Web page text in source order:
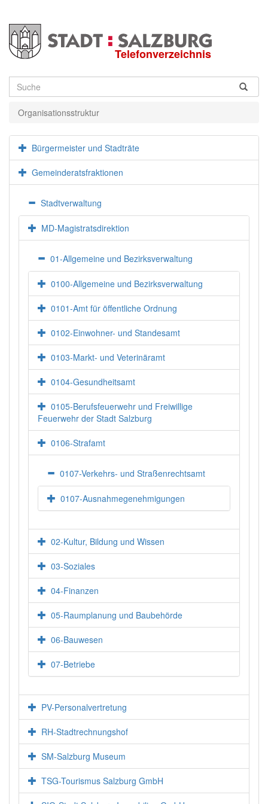
Telefonverzeichnis
Suche
Organisationsstruktur
Bürgermeister und Stadträte
Gemeinderatsfraktionen
Stadtverwaltung
MD-Magistratsdirektion
01-Allgemeine und Bezirksverwaltung
0100-Allgemeine und Bezirksverwaltung
0101-Amt für öffentliche Ordnung
0102-Einwohner- und Standesamt
0103-Markt- und Veterinäramt
0104-Gesundheitsamt
0105-Berufsfeuerwehr und Freiwillige
Feuerwehr der Stadt Salzburg
0106-Strafamt
0107-Verkehrs- und Straßenrechtsamt
0107-Ausnahmegenehmigungen
02-Kultur, Bildung und Wissen
03-Soziales
04-Finanzen
05-Raumplanung und Baubehörde
06-Bauwesen
07-Betriebe
PV-Personalvertretung
RH-Stadtrechnungshof
SM-Salzburg Museum
TSG-Tourismus Salzburg GmbH